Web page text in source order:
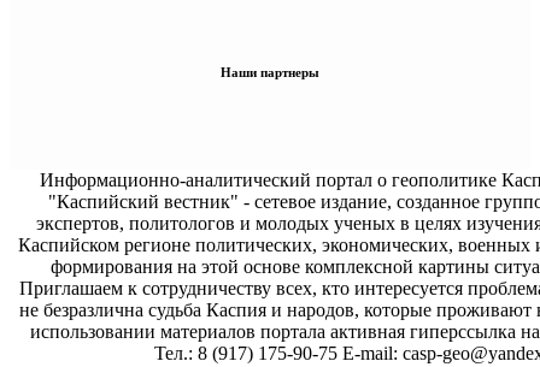
Наши партнеры
Информационно-аналитический портал о геополитике
"Каспийский вестник" - сетевое издание, созданное
экспертов, политологов и молодых ученых в целях
Каспийском регионе политических, экономических, военных
формирования на этой основе комплексной картины
Приглашаем к сотрудничеству всех, кто интересуется
не безразлична судьба Каспия и народов, которые проживают
использовании материалов портала активная гиперссылка на
Тел.: 8 (917) 175-90-75 E-mail: casp-